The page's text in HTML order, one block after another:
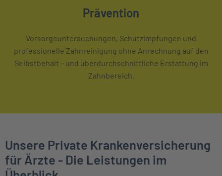
Prävention
Vorsorgeuntersuchungen, Schutzimpfungen und
professionelle Zahnreinigung ohne Anrechnung auf den
Selbstbehalt – und überdurchschnittliche Erstattung im
Zahnbereich.
Unsere Private Krankenversicherung
für Ärzte - Die Leistungen im